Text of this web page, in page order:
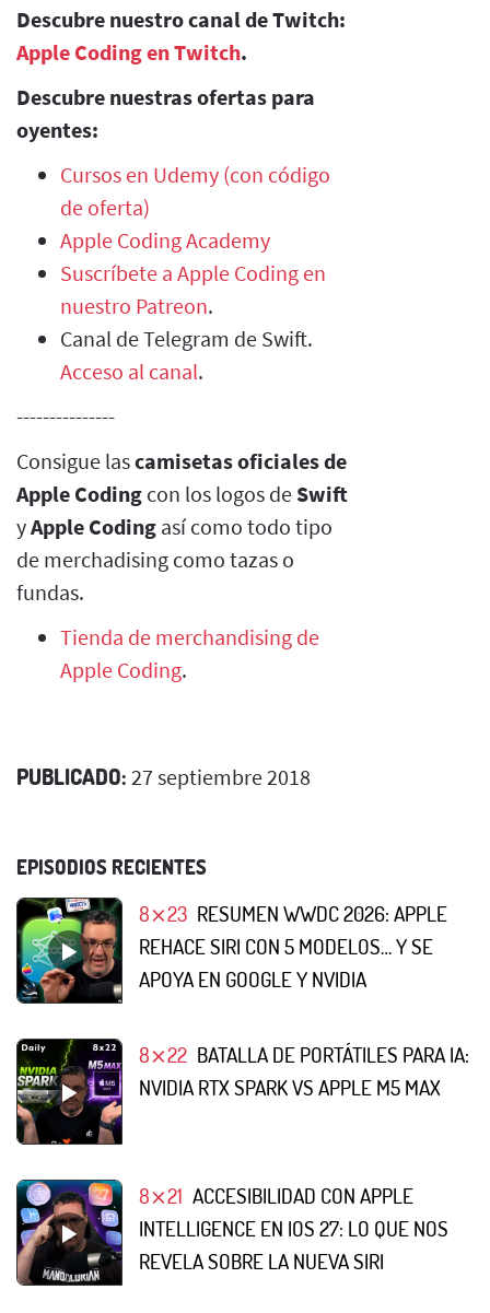
Descubre nuestro canal de Twitch:
Apple Coding en Twitch.
Descubre nuestras ofertas para
oyentes:
Cursos en Udemy (con código
de oferta)
Apple Coding Academy
Suscríbete a Apple Coding en
nuestro Patreon.
Canal de Telegram de Swift.
Acceso al canal.
---------------
Consigue lascamisetas oficiales de
Apple Coding con los logos de Swift
yApple Coding así como todo tipo
de merchadising como tazas o
fundas.
Tienda de merchandising de
Apple Coding.
PUBLICADO: 27 septiembre 2018
EPISODIOS RECIENTES
8⨯23 RESUMEN WWDC 2026: APPLE
REHACE SIRI CON 5 MODELOS… Y SE
APOYA EN GOOGLE Y NVIDIA
8⨯22 BATALLA DE PORTÁTILES PARA IA:
NVIDIA RTX SPARK VS APPLE M5 MAX
8⨯21 ACCESIBILIDAD CON APPLE
INTELLIGENCE EN IOS 27: LO QUE NOS
REVELA SOBRE LA NUEVA SIRI